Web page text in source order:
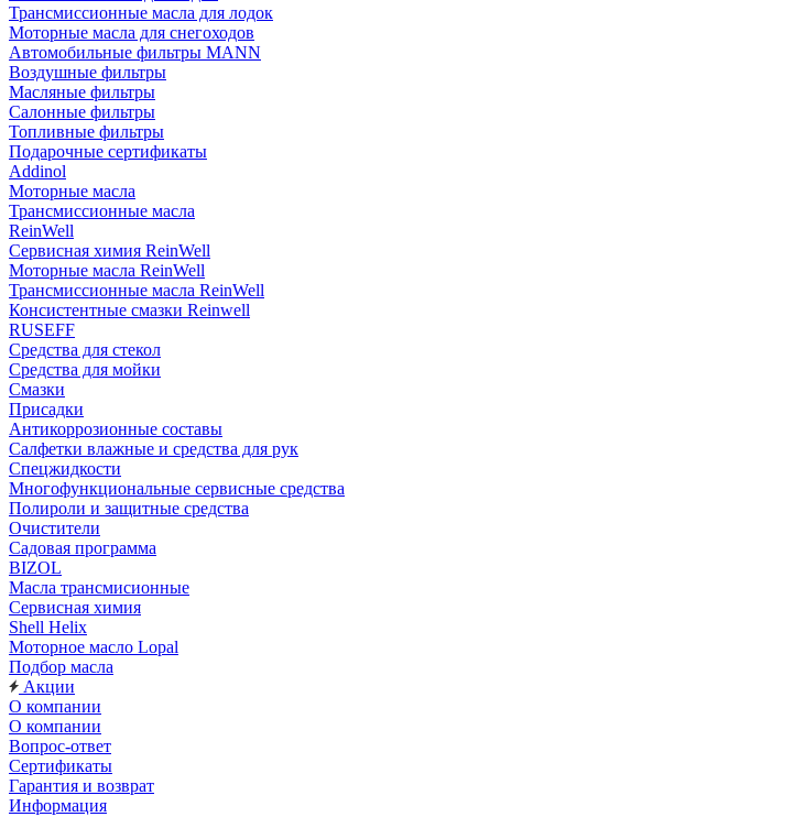
Трансмиссионные масла для лодок
Моторные масла для снегоходов
Автомобильные фильтры MANN
Воздушные фильтры
Масляные фильтры
Салонные фильтры
Топливные фильтры
Подарочные сертификаты
Addinol
Моторные масла
Трансмиссионные масла
ReinWell
Сервисная химия ReinWell
Моторные масла ReinWell
Трансмиссионные масла ReinWell
Консистентные смазки Reinwell
RUSEFF
Средства для стекол
Средства для мойки
Смазки
Присадки
Антикоррозионные составы
Салфетки влажные и средства для рук
Спецжидкости
Многофункциональные сервисные средства
Полироли и защитные средства
Очистители
Садовая программа
BIZOL
Масла трансмисионные
Сервисная химия
Shell Helix
Моторное масло Lopal
Подбор масла
Акции
О компании
О компании
Вопрос-ответ
Сертификаты
Гарантия и возврат
Информация